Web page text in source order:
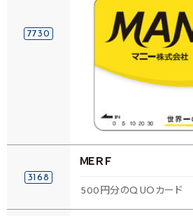
7730
3168
ＭＥＲＦ
500円分のQUOカード